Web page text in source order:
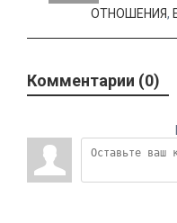
ОТНОШЕНИЯ,
Комментарии (0)